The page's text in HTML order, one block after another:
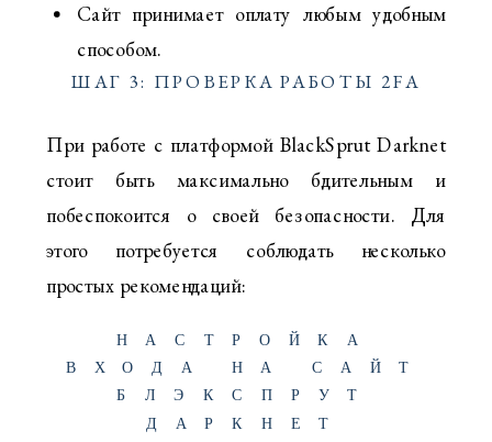
Сайт принимает оплату любым удобным
способом.
ШАГ 3: ПРОВЕРКА РАБОТЫ 2FA
При работе с платформой BlackSprut Darknet
стоит быть максимально бдительным и
побеспокоится о своей безопасности. Для
этого потребуется соблюдать несколько
простых рекомендаций:
НАСТРОЙКА
ВХОДА НА САЙТ
БЛЭКСПРУТ
ДАРКНЕТ